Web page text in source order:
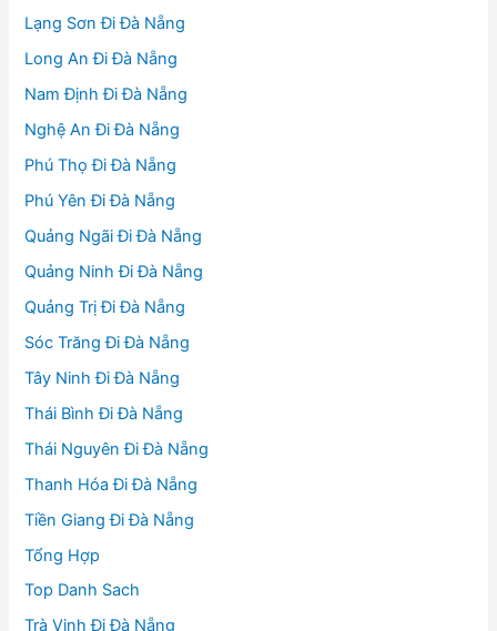
Lạng Sơn Đi Đà Nẵng
Long An Đi Đà Nẵng
Nam Định Đi Đà Nẵng
Nghệ An Đi Đà Nẵng
Phú Thọ Đi Đà Nẵng
Phú Yên Đi Đà Nẵng
Quảng Ngãi Đi Đà Nẵng
Quảng Ninh Đi Đà Nẵng
Quảng Trị Đi Đà Nẵng
Sóc Trăng Đi Đà Nẵng
Tây Ninh Đi Đà Nẵng
Thái Bình Đi Đà Nẵng
Thái Nguyên Đi Đà Nẵng
Thanh Hóa Đi Đà Nẵng
Tiền Giang Đi Đà Nẵng
Tổng Hợp
Top Danh Sach
Trà Vinh Đi Đà Nẵng